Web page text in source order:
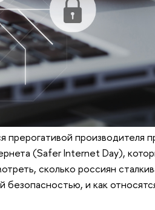
прерогативой производителя
(Safer Internet Day),
сколько россиян
и как